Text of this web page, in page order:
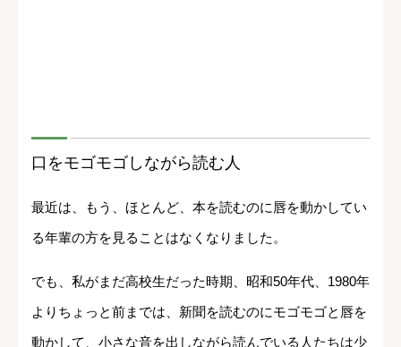
口をモゴモゴしながら読む人
最近は、もう、ほとんど、本を読むのに唇を動かしてい
る年輩の方を見ることはなくなりました。
でも、私がまだ高校生だった時期、昭和50年代、1980年
よりちょっと前までは、新聞を読むのにモゴモゴと唇を
動かして、小さな音を出しながら読んでいる人たちは少